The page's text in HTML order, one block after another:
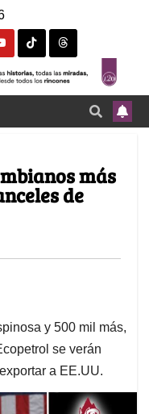
más
de
y 500 mil más,
se verán
a EE.UU.